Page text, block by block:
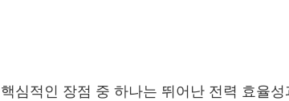
핵심적인 장점 중 하나는 뛰어난 전력 효율